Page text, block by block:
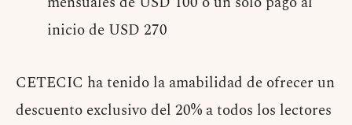
inicio de USD 270
CETECIC ha tenido la amabilidad de ofrecer un
descuento exclusivo del 20% a todos los lectores